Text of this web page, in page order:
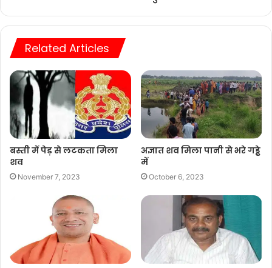
Related Articles
बस्ती में पेड़ से लटकता मिला
शव
November 7, 2023
अज्ञात शव मिला पानी से भरे गड्ढे
में
October 6, 2023